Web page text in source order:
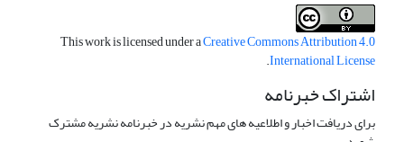
This work is licensed under aCreative Commons Attribution 4.0
International License
.
اشتراک خبرنامه
برای دریافت اخبار و اطلاعیه های مهم نشریه در خبرنامه نشریه مشترک